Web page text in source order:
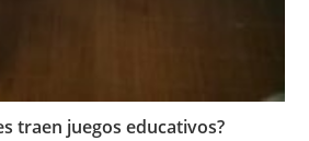
traen juegos educativos?